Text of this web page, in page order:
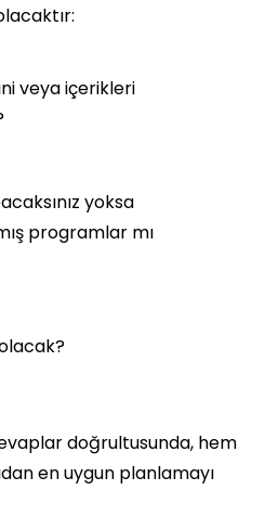
veya içerikleri
yoksa
programlar mı
doğrultusunda, hem
en uygun planlamayı